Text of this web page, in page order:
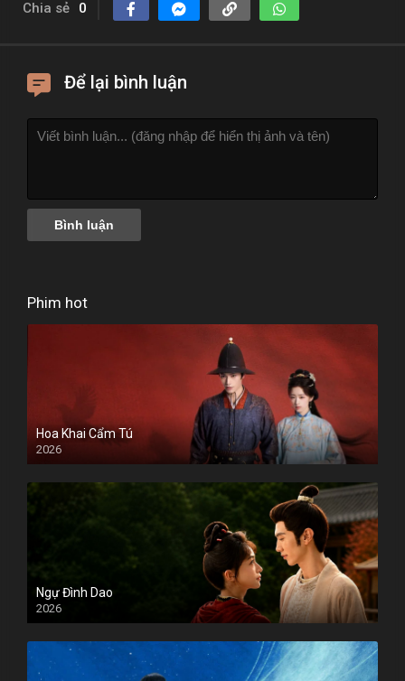
Chia sẻ 0
Để lại bình luận
Phim hot
Hoa Khai Cẩm Tú
2026
Ngự Đình Dao
2026